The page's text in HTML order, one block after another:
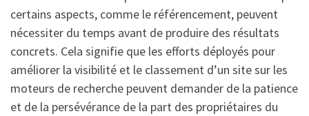
certains aspects, comme le référencement, peuvent
nécessiter du temps avant de produire des résultats
concrets. Cela signifie que les efforts déployés pour
améliorer la visibilité et le classement d’un site sur les
moteurs de recherche peuvent demander de la patience
et de la persévérance de la part des propriétaires du